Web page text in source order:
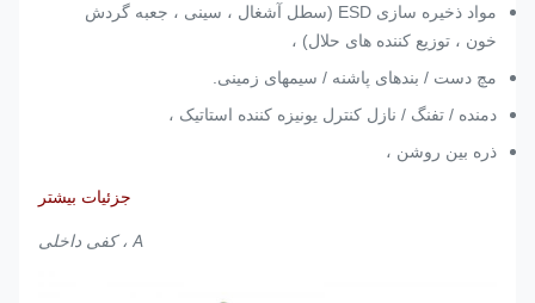
مواد ذخیره سازی ESD (سطل آشغال ، سینی ، جعبه گردش
خون ، توزیع کننده های حلال) ،
مچ دست / بندهای پاشنه / سیمهای زمینی.
دمنده / تفنگ / نازل کنترل یونیزه کننده استاتیک ،
ذره بین روشن ،
جزئیات بیشتر
A ، کفی داخلی